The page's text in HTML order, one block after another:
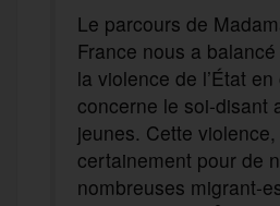
Le parcours de
France nous a
la violence de l’État
concerne le soi-disant
jeunes. Cette
certainement pour de
nombreuses migrant-